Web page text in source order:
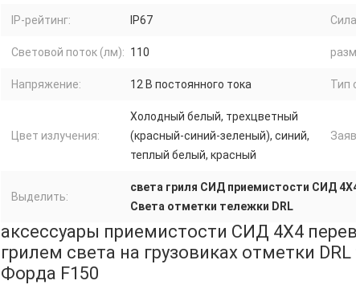
IP-рейтинг: IP67
Световой поток (лм): 110
Напряжение: 12 В постоянного тока Тип
Цвет излучения:
Холодный белый, трехцветный
(красный-синий-зеленый), синий,
теплый белый, красный
Выделить:
света гриля СИД приемистости СИД
Света отметки тележки DRL
аксессуары приемистости СИД 4X4
грилем света на грузовиках отметки
Форда F150